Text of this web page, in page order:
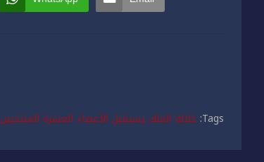
Tags: جلالة الملك يستقبل الأعضاء العشرة